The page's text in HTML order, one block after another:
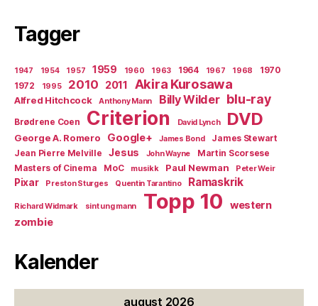
Tagger
1947 1954 1957 1959 1960 1963 1964 1967 1968
1970
1972
1995 2010 2011 Akira Kurosawa
Alfred Hitchcock Anthony Mann Billy Wilder blu-ray
Brødrene Coen Criterion David Lynch DVD
George A. Romero Google+ James Bond
James Stewart
Jean Pierre Melville
Jesus John Wayne
Martin Scorsese
Masters of Cinema
MoC musikk Paul Newman Peter Weir
Pixar Preston Sturges Quentin Tarantino Ramaskrik
Richard Widmark sint ung mann Topp 10
western
zombie
Kalender
august 2026